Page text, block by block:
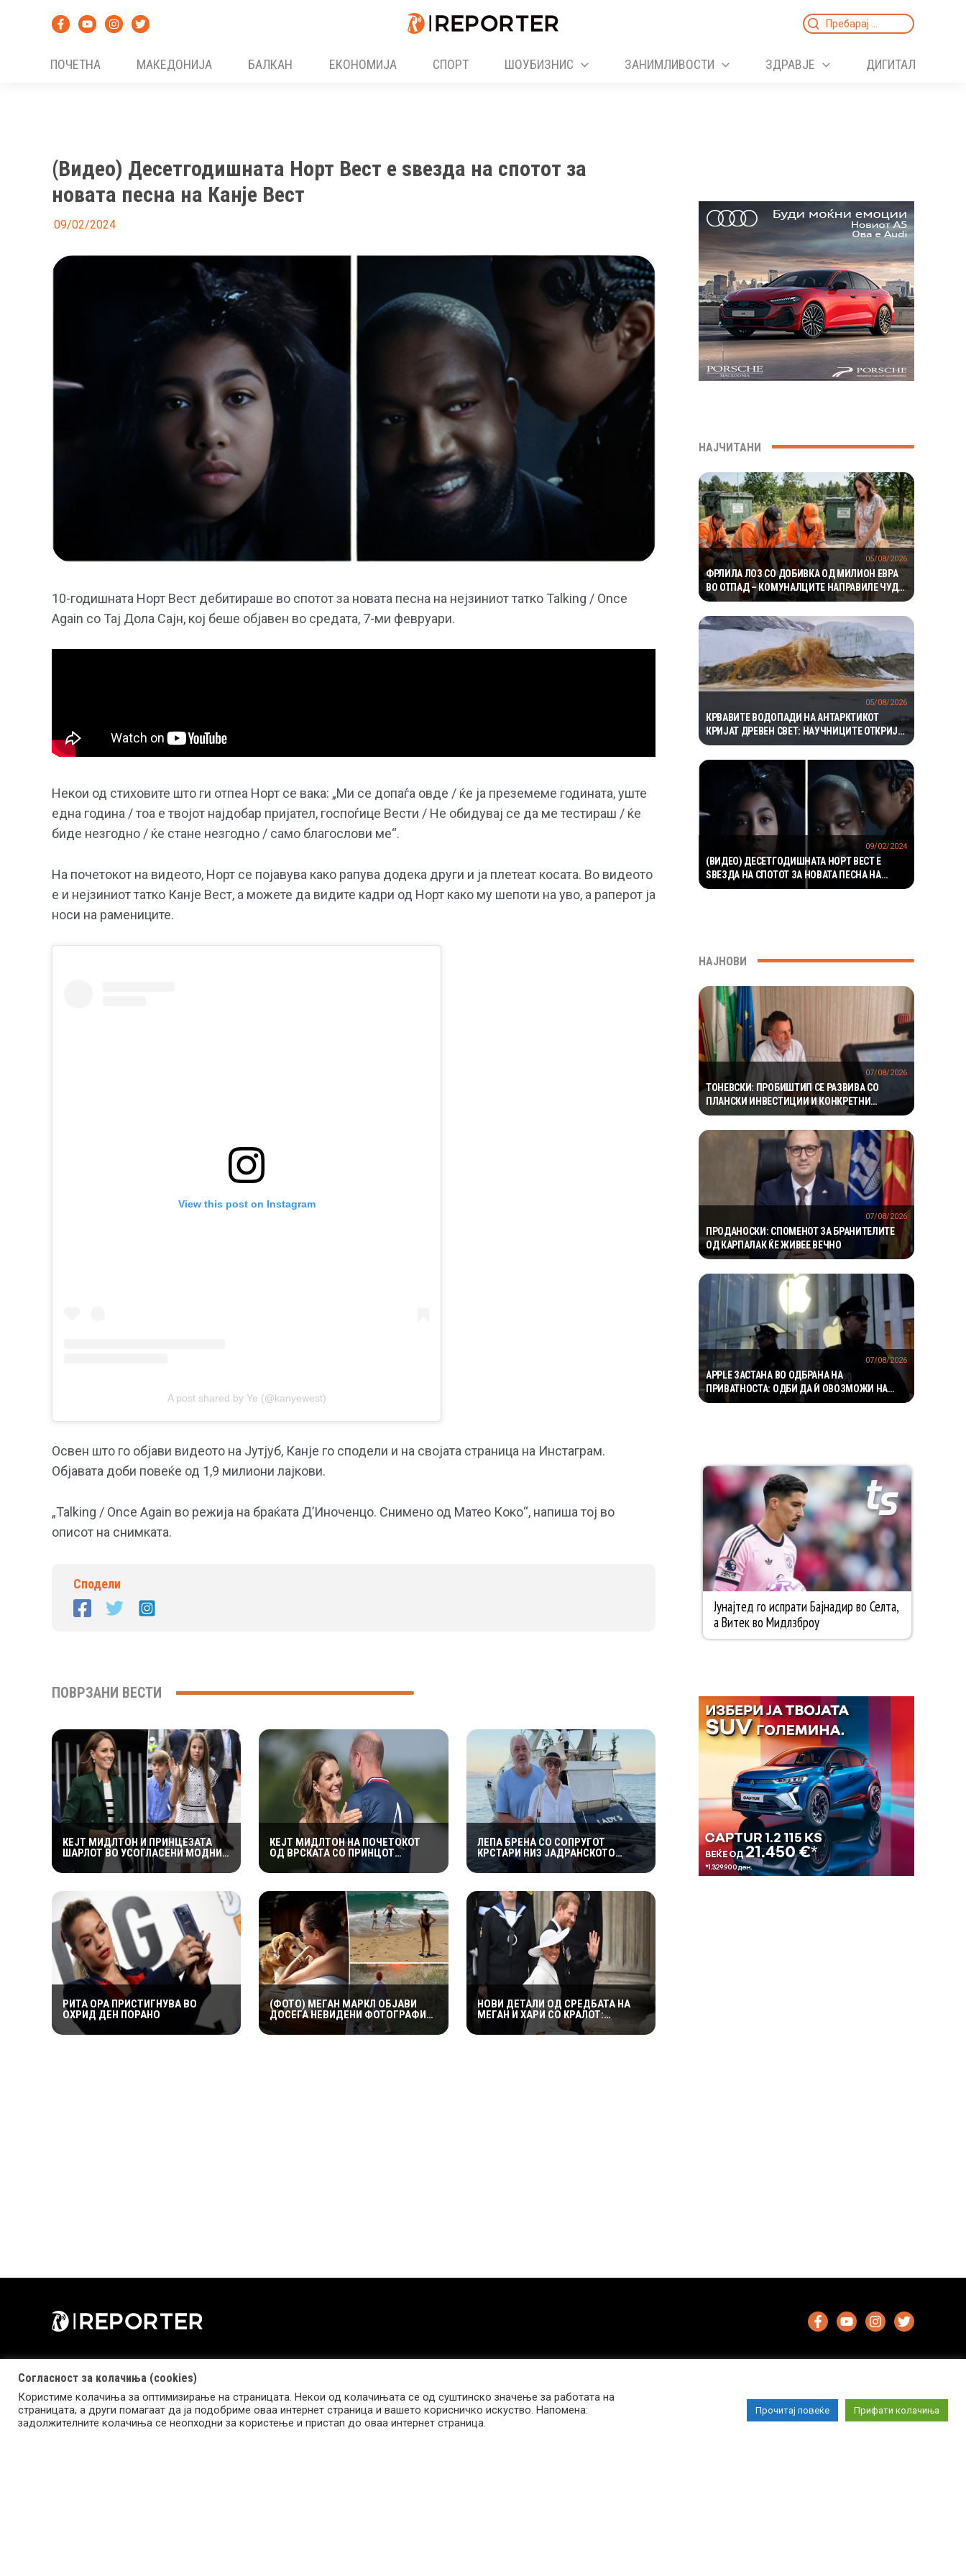
Search
ПОЧЕТНА
МАКЕДОНИЈА БАЛКАН ЕКОНОМИЈА СПОРТ ШОУБИЗНИС ЗАНИМЛИВОСТИ ЗДРАВЈЕ ДИГИТАЛ
(Видео) Десетгодишната Норт Вест е ѕвезда на спотот за
новата песна на Канје Вест
09/02/2024
10-годишната Норт Вест дебитираше во спотот за новата песна на нејзиниот татко Talking / Once
Again со Тај Дола Сајн, кој беше објавен во средата, 7-ми февруари.
Некои од стиховите што ги отпеа Норт се вака: „Ми се допаѓа овде / ќе ја преземеме годината, уште
една година / тоа е твојот најдобар пријател, госпоѓице Вести / Не обидувај се да ме тестираш / ќе
биде незгодно / ќе стане незгодно / само благослови ме“.
На почетокот на видеото, Норт се појавува како рапува додека други и ја плетеат косата. Во видеото
е и нејзиниот татко Канје Вест, а можете да видите кадри од Норт како му шепоти на уво, а раперот ја
носи на рамениците.
View this post on Instagram
A post shared by Ye (@kanyewest)
Освен што го објави видеото на Јутјуб, Канје го сподели и на својата страница на Инстаграм.
Објавата доби повеќе од 1,9 милиони лајкови.
„Talking / Once Again во режија на браќата Д’Иноченцо. Снимено од Матео Коко“, напиша тој во
описот на снимката.
Сподели
ПОВРЗАНИ ВЕСТИ
КЕЈТ МИДЛТОН И ПРИНЦЕЗАТА
ШАРЛОТ ВО УСОГЛАСЕНИ МОДНИ
КОМБИНАЦИИ НА ИГРИТЕ НА
КОМОНВЕЛТОТ – КРАЛСКОТО
ЦЕЛОТО ВНИМАНИЕ
КЕЈТ МИДЛТОН НА ПОЧЕТОКОТ
ОД ВРСКАТА СО ПРИНЦОТ
ВИЛИЈАМ ДОБИЛА НЕПРИЈАТНО
ПРЕДУПРЕДУВАЊЕ: „СЕ МАЖИШ
ЛЕПА БРЕНА СО СОПРУГОТ
КРСТАРИ НИЗ ЈАДРАНСКОТО
МОРЕ ВО НОВАТА ЈАХТА
РИТА ОРА ПРИСТИГНУВА ВО
ОХРИД ДЕН ПОРАНО
(ФОТО) МЕГАН МАРКЛ ОБЈАВИ
ДОСЕГА НЕВИДЕНИ ФОТОГРАФИИ
ОД АРЧИ И ЛИЛИБЕТ ОД ДОМОТ
ВО КОЈ ПОРАСНАЛА ПРИНЦЕЗАТА
НОВИ ДЕТАЛИ ОД СРЕДБАТА НА
МЕГАН И ХАРИ СО КРАЛОТ:
НАВОДНО АТМОСФЕРАТА НЕ БИЛА
ТОЛКУ СРДЕЧНА КАКО ШТО СЕ
НАЈЧИТАНИ
ФРЛИЛА ЛОЗ СО ДОБИВКА ОД МИЛИОН ЕВРА
ВО ОТПАД – КОМУНАЛЦИТЕ НАПРАВИЛЕ ЧУДО
ЗА ДА ГО ПРОНАЈДАТ
05/08/2026
КРВАВИТЕ ВОДОПАДИ НА АНТАРКТИКОТ
КРИЈАТ ДРЕВЕН СВЕТ: НАУЧНИЦИТЕ ОТКРИЈА
ЕКОСИСТЕМ ИЗОЛИРАН ПОВЕЌЕ ОД 1,5
МИЛИОНИ ГОДИНИ
05/08/2026
(ВИДЕО) ДЕСЕТГОДИШНАТА НОРТ ВЕСТ Е
ЅВЕЗДА НА СПОТОТ ЗА НОВАТА ПЕСНА НА
КАНЈЕ ВЕСТ
09/02/2024
НАЈНОВИ
ТОНЕВСКИ: ПРОБИШТИП СЕ РАЗВИВА СО
ПЛАНСКИ ИНВЕСТИЦИИ И КОНКРЕТНИ
ПРОЕКТИ
07/08/2026
ПРОДАНОСКИ: СПОМЕНОТ ЗА БРАНИТЕЛИТЕ
ОД КАРПАЛАК ЌЕ ЖИВЕЕ ВЕЧНО
07/08/2026
APPLE ЗАСТАНА ВО ОДБРАНА НА
ПРИВАТНОСТА: ОДБИ ДА Ѝ ОВОЗМОЖИ НА
ПОЛИЦИЈАТА ПРИСТАП ДО ICLOUD
07/08/2026
Copyright © 2026 Reporter.mk | Member of Clip Media Group Маркетинг Контакт Услови за користење
Согласност за колачиња (cookies)
Користиме колачиња за оптимизирање на страницата. Некои од колачињата се од суштинско значење за работата на
страницата, а други помагаат да ја подобриме оваа интернет страница и вашето корисничко искуство. Напомена:
задолжителните колачиња се неопходни за користење и пристап до оваа интернет страница.
Прочитај повеќе Прифати колачиња